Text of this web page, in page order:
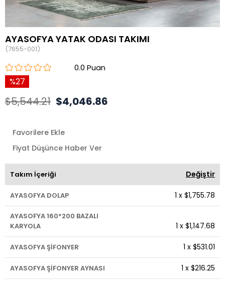
AYASOFYA YATAK ODASI TAKIMI
(7655-001)
0.0
27
$5,544.21 $4,046.86
Favorilere Ekle
Fiyat Düşünce Haber Ver
Takım İçeriği Değiştir
AYASOFYA DOLAP 1 x $1,755.78
AYASOFYA 160*200 BAZALI
KARYOLA
1 x $1,147.68
AYASOFYA ŞİFONYER 1 x $531.01
AYASOFYA ŞİFONYER AYNASI 1 x $216.25